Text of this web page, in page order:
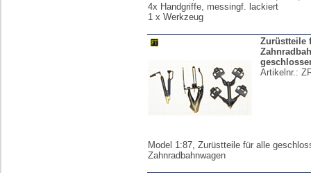
4x Handgriffe, messingf. lackiert
1 x Werkzeug
Zurüstteile
Artikelnr.:
Model 1:87, Zurüstteile für alle
Zahnradbahnwagen